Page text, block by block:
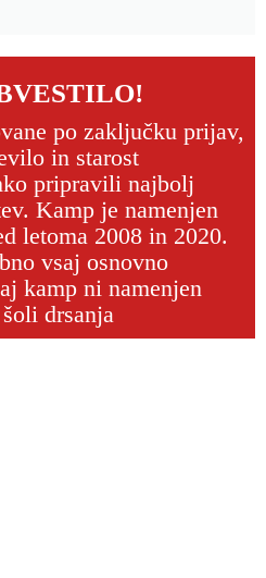
po zaključku prijav,
in starost
pripravili najbolj
Kamp je namenjen
letoma 2008 in 2020.
vsaj osnovno
kamp ni namenjen
drsanja